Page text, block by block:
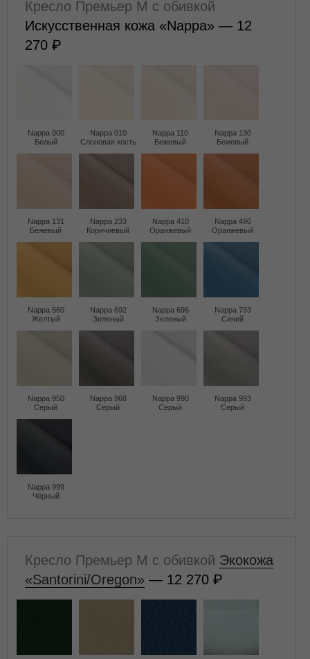
Кресло Премьер M с обивкой
Искусственная кожа «Nappa» — 12
270
Nappa 000
Белый
Nappa 010
Слоновая кость
Nappa 110
Бежевый
Nappa 130
Бежевый
Nappa 131
Бежевый
Nappa 233
Коричневый
Nappa 410
Оранжевый
Nappa 490
Оранжевый
Nappa 560
Желтый
Nappa 692
Зеленый
Nappa 696
Зеленый
Nappa 793
Синий
Nappa 950
Серый
Nappa 968
Серый
Nappa 990
Серый
Nappa 993
Серый
Nappa 999
Чёрный
Кресло Премьер M с обивкой Экокожа
«Santorini/Oregon» — 12 270